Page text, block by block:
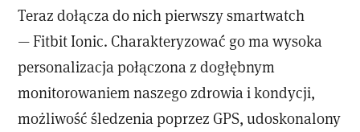
Teraz dołącza do nich pierwszy smartwatch
— Fitbit Ionic. Charakteryzować go ma wysoka
personalizacja połączona z dogłębnym
monitorowaniem naszego zdrowia i kondycji,
możliwość śledzenia poprzez GPS, udoskonalony